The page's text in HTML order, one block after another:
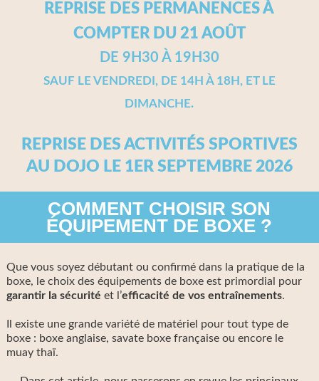
REPRISE DES PERMANENCES À
COMPTER DU 21 AOÛT
DE 9H30 À 19H30
SAUF LE VENDREDI, DE 14H À 18H, ET LE
DIMANCHE.
REPRISE DES ACTIVITÉS SPORTIVES
AU DOJO LE 1ER SEPTEMBRE 2026
COMMENT CHOISIR SON
ÉQUIPEMENT DE BOXE ?
Que vous soyez débutant ou confirmé dans la pratique de la
boxe, le choix des équipements de boxe est primordial pour
garantir la sécurité et l’efficacité de vos entraînements.
Il existe une grande variété de matériel pour tout type de
boxe : boxe anglaise, savate boxe française ou encore le
muay thaï.